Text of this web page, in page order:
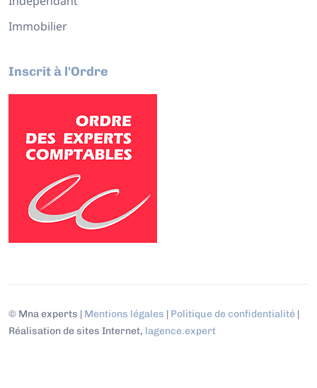
Immobilier
Inscrit à l'Ordre
© Mna experts | Mentions légales | Politique de confidentialité |
Réalisation de sites Internet, lagence.expert